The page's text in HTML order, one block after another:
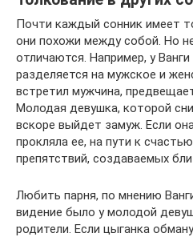
Почти каждый сонник имеет
они похожи между собой. Но
отличаются. Например, у
разделяется на мужское и
встретил мужчина,
Молодая девушка, которой
вскоре выйдет замуж. Если
прокляла ее, на пути к
препятствий, создаваемых
Любить парня, по мнению
видение было у молодой
родители. Если цыганка